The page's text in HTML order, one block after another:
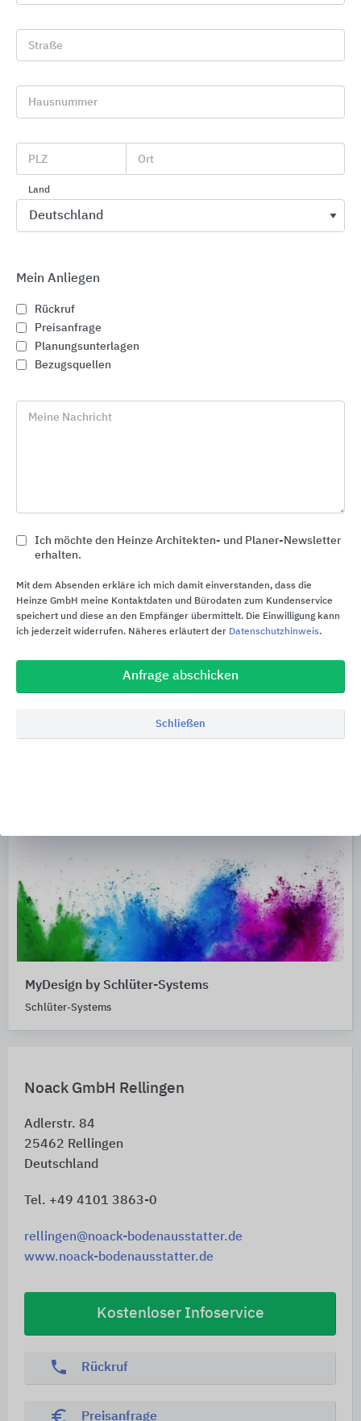
Noack GmbH Rellingen
Adlerstr. 84
25462 Rellingen
Deutschland
Tel. +49 4101 3863-0
rellingen@noack-bodenausstatter.de
www.noack-bodenausstatter.de
Kostenloser Infoservice
phone Rückruf
euro_symbol Preisanfrage
Textile modulare Bodenbeläge
Interface
MARAZZI
MyDesign by Schlüter-Systems
Schlüter-Systems
Straße
Hausnummer
PLZ Ort
Land
Mein Anliegen
Rückruf
Preisanfrage
Planungsunterlagen
Bezugsquellen
Meine Nachricht
Ich möchte den Heinze Architekten- und Planer-Newsletter
erhalten.
Mit dem Absenden erkläre ich mich damit einverstanden, dass die
Heinze GmbH meine Kontaktdaten und Bürodaten zum Kundenservice
speichert und diese an den Empfänger übermittelt. Die Einwilligung kann
ich jederzeit widerrufen. Näheres erläutert der Datenschutzhinweis.
Anfrage abschicken
Schließen